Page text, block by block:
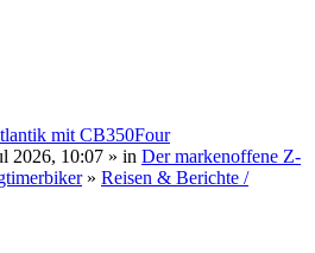
mit CB350Four
2026, 10:07 » in Der markenoffene Z-
» Reisen & Berichte /